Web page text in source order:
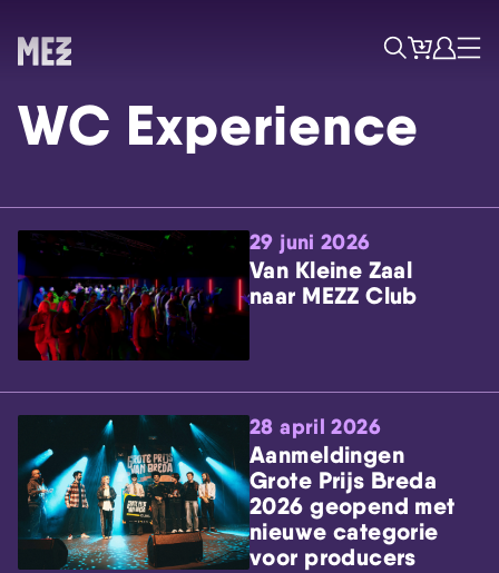
Skip navigatie
ZoekTicketsAccount
Menu
WC Experience
29 juni 2026
Van Kleine Zaal
naar MEZZ Club
28 april 2026
Aanmeldingen
Grote Prijs Breda
2026 geopend met
nieuwe categorie
voor producers